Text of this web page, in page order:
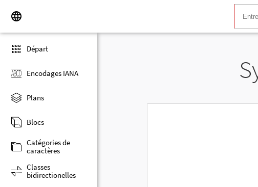
Départ
Encodages IANA
Plans
Blocs
Catégories de
caractères
Classes
bidirectionelles